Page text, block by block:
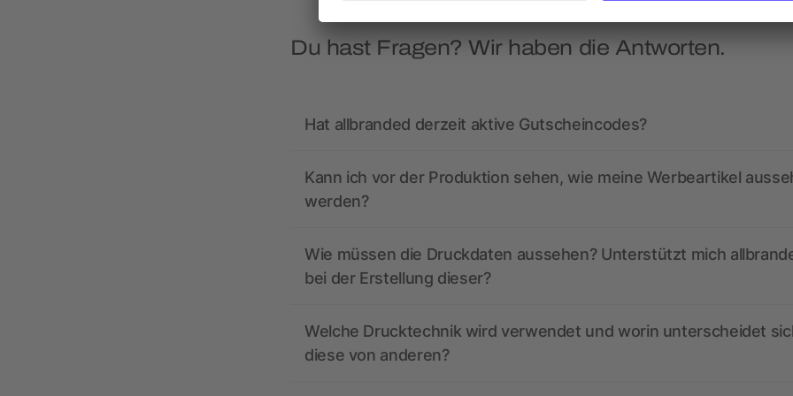
Du hast Fragen? Wir haben die Antworten.
Hat allbranded derzeit aktive Gutscheincodes?
Kann ich vor der Produktion sehen, wie meine Werbeartikel
werden?
Wie müssen die Druckdaten aussehen? Unterstützt mich
bei der Erstellung dieser?
Welche Drucktechnik wird verwendet und worin unterscheidet
diese von anderen?